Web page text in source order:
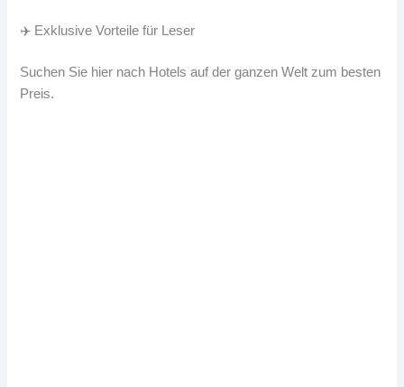
✈️ Exklusive Vorteile für Leser
Suchen Sie hier nach Hotels auf der ganzen Welt zum besten
Preis.